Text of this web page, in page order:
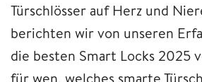
Türschlösser auf Herz und
berichten wir von unseren
die besten Smart Locks 2025